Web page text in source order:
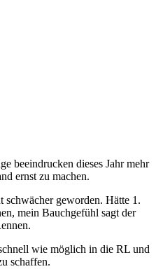
beeindrucken dieses Jahr mehr
ernst zu machen.
schwächer geworden. Hätte 1.
mein Bauchgefühl sagt der
wie möglich in die RL und
schaffen.